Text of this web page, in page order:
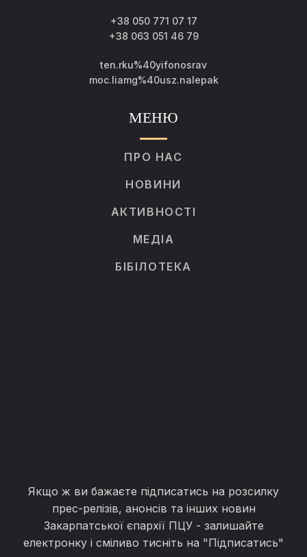
+38 050 771 07 17
+38 063 051 46 79
ten.rku%40yifonosrav
moc.liamg%40usz.nalepak
МЕНЮ
ПРО НАС
НОВИНИ
АКТИВНОСТІ
МЕДІА
БІБІЛОТЕКА
Якщо ж ви бажаєте підписатись на розсилку
прес-релізів, анонсів та інших новин
Закарпатської єпархії ПЦУ - залишайте
електронку і сміливо тисніть на "Підписатись"